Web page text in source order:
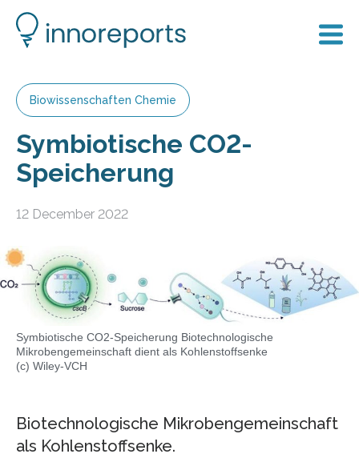
Biowissenschaften Chemie
Symbiotische CO2-
Speicherung
12 December 2022
Symbiotische CO2-Speicherung Biotechnologische
Mikrobengemeinschaft dient als Kohlenstoffsenke
(c) Wiley-VCH
Biotechnologische Mikrobengemeinschaft
als Kohlenstoffsenke.